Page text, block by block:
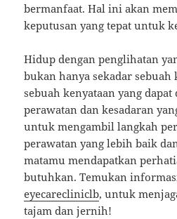
bermanfaat. Hal ini akan
keputusan yang tepat untuk
Hidup dengan penglihatan
bukan hanya sekadar
sebuah kenyataan yang dapat
perawatan dan kesadaran
untuk mengambil langkah
perawatan yang lebih baik
matamu mendapatkan
butuhkan. Temukan
eyecarecliniclb, untuk
tajam dan jernih!